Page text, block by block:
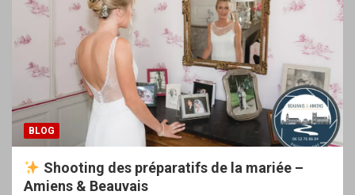
BLOG
Shooting des préparatifs de la mariée –
Amiens & Beauvais